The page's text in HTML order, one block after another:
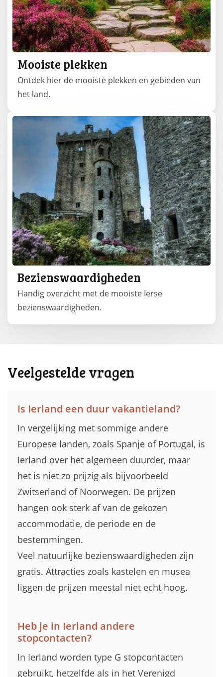
Mooiste plekken
Ontdek hier de mooiste plekken en gebieden van
het land.
Bezienswaardigheden
Handig overzicht met de mooiste Ierse
bezienswaardigheden.
Veelgestelde vragen
Is Ierland een duur vakantieland?
In vergelijking met sommige andere
Europese landen, zoals Spanje of Portugal, is
Ierland over het algemeen duurder, maar
het is niet zo prijzig als bijvoorbeeld
Zwitserland of Noorwegen. De prijzen
hangen ook sterk af van de gekozen
accommodatie, de periode en de
bestemmingen.
Veel natuurlijke bezienswaardigheden zijn
gratis. Attracties zoals kastelen en musea
liggen de prijzen meestal niet echt hoog.
Heb je in Ierland andere
stopcontacten?
In Ierland worden type G stopcontacten
gebruikt, hetzelfde als in het Verenigd